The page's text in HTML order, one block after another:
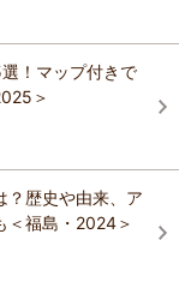
！マップ付きで
＞
？歴史や由来、ア
＜福島・2024＞